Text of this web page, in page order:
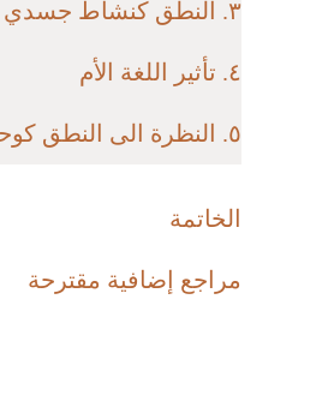
٣. النطق كنشاط جسدي
٤. تأثير اللغة الأم
٥. النظرة الى النطق كوحدة لا تتجزّأ
الخاتمة
مراجع إضافية مقترحة